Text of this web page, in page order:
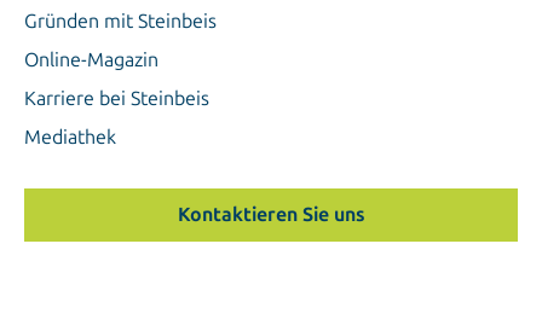
Gründen mit Steinbeis
Online-Magazin
Karriere bei Steinbeis
Mediathek
Kontaktieren Sie uns